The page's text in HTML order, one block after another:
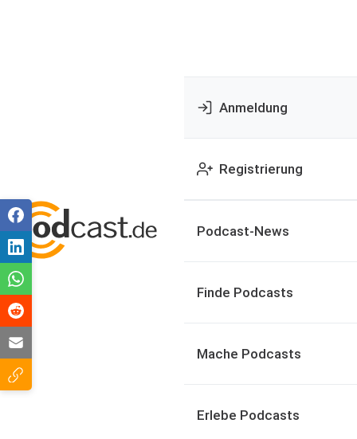
Anmeldung
Registrierung
Podcast-News
Finde Podcasts
Mache Podcasts
Erlebe Podcasts